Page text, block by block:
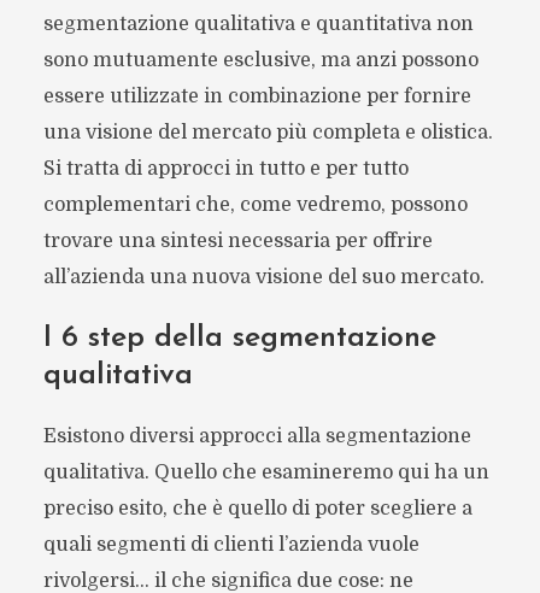
segmentazione qualitativa e quantitativa non
sono mutuamente esclusive, ma anzi possono
essere utilizzate in combinazione per fornire
una visione del mercato più completa e olistica.
Si tratta di approcci in tutto e per tutto
complementari che, come vedremo, possono
trovare una sintesi necessaria per offrire
all’azienda una nuova visione del suo mercato.
I 6 step della segmentazione
qualitativa
Esistono diversi approcci alla segmentazione
qualitativa. Quello che esamineremo qui ha un
preciso esito, che è quello di poter scegliere a
quali segmenti di clienti l’azienda vuole
rivolgersi… il che significa due cose: ne